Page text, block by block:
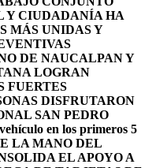
Y CIUDADANÍA HA
MÁS UNIDAS Y
DE NAUCALPAN Y
LOGRAN
FUERTES
DISFRUTARON
SAN PEDRO
en los primeros 5
LA MANO DEL
EL APOYO A